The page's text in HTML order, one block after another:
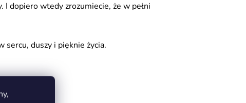
I dopiero wtedy zrozumiecie, że w pełni
sercu, duszy i pięknie życia.